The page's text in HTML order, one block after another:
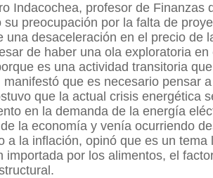
Indacochea, profesor de Finanzas
su preocupación por la falta de
una desaceleración en el precio de
de haber una ola exploratoria
es una actividad transitoria
manifestó que es necesario pensar
que la actual crisis energética
en la demanda de la energía
la economía y venía ocurriendo
a la inflación, opinó que es un
importada por los alimentos, el